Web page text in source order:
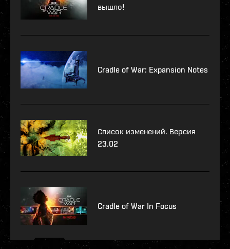
вышло!
Cradle of War: Expansion Notes
Список изменений. Версия
23.02
Cradle of War In Focus